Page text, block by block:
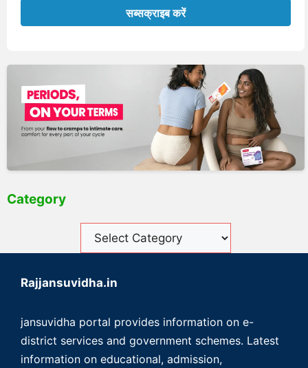
Category
Rajjansuvidha.in
jansuvidha portal provides information on e-
district services and government schemes. Latest
information on educational, admission,